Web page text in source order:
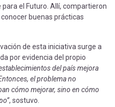
el Futuro. Allí, compartieron
buenas prácticas
de esta iniciativa surge a
por evidencia del propio
del país mejora
el problema no
cómo mejorar, sino en cómo
, sostuvo.